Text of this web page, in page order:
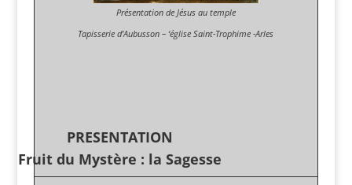
Présentation de Jésus au temple
Tapisserie d’Aubusson – ‘église Saint-Trophime -Arles
PRESENTATION
Fruit du Mystère : la Sagesse